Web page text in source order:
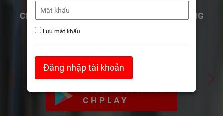
CLICK LOGO ĐỂ CÀI ĐẶT ỨNG DỤNG MUA HÀNG
CÀI ĐẶT ỨNG DỤNG TRÊN
APPSTORE
CHPLAY
Lưu mật khẩu
Đăng nhập tài khoản